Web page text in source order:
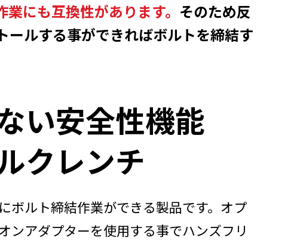
にも互換性があります。 そのため反
ルする事ができればボルトを締結す
い安全性機能
クレンチ
ボルト締結作業ができる製品です。オプ
ンアダプターを使用する事でハンズフリ